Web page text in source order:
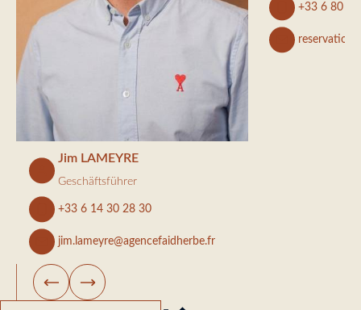
Jim LAMEYRE
Geschäftsführer
+33 6 14 30 28 30
jim.lameyre@agencefaidherbe.fr
+33 6 80